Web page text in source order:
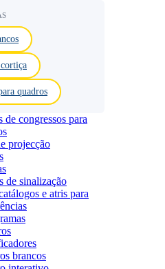
quadros
de congressos para
projecção
de sinalização
e atris para
brancos